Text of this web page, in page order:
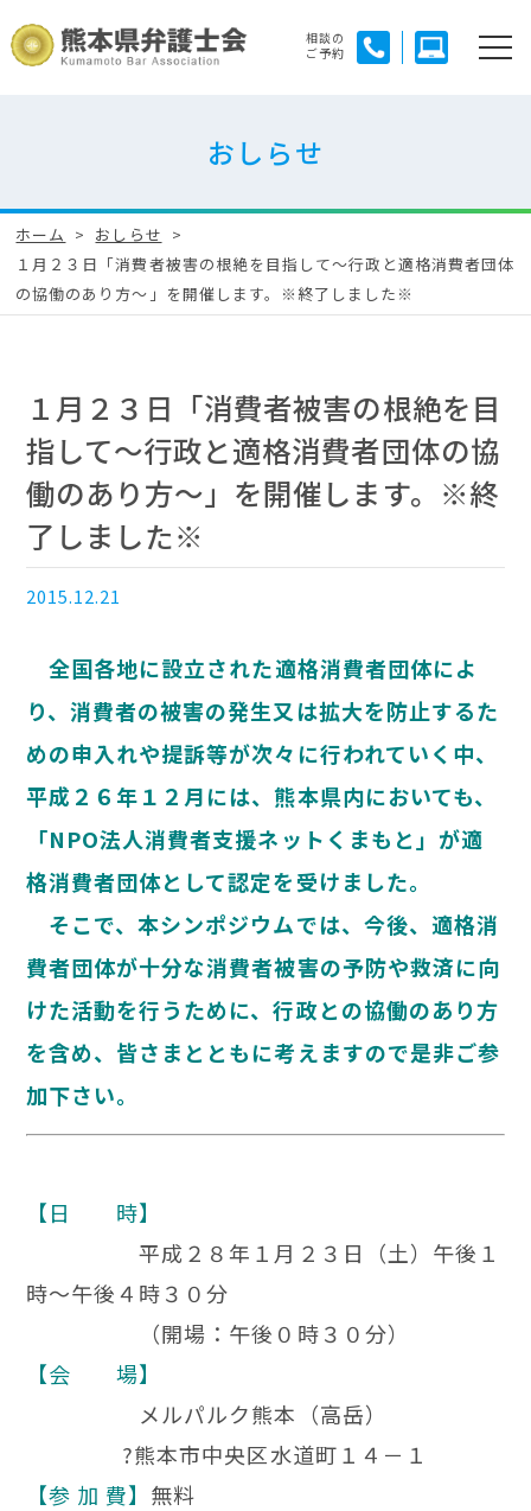
相談の
ご予約
おしらせ
ホーム
おしらせ
１月２３日「消費者被害の根絶を目指して～行政と適格消費者団体
の協働のあり方～」を開催します。※終了しました※
１月２３日「消費者被害の根絶を目
指して～行政と適格消費者団体の協
働のあり方～」を開催します。※終
了しました※
2015.12.21
全国各地に設立された適格消費者団体によ
り、消費者の被害の発生又は拡大を防止するた
めの申入れや提訴等が次々に行われていく中、
平成２６年１２月には、熊本県内においても、
「NPO法人消費者支援ネットくまもと」が適
格消費者団体として認定を受けました。
そこで、本シンポジウムでは、今後、適格消
費者団体が十分な消費者被害の予防や救済に向
けた活動を行うために、行政との協働のあり方
を含め、皆さまとともに考えますので是非ご参
加下さい。
【日 時】
平成２８年１月２３日（土）午後１
時～午後４時３０分
（開場：午後０時３０分）
【会 場】
メルパルク熊本（高岳）
?熊本市中央区水道町１４－１
【参 加 費】 無料